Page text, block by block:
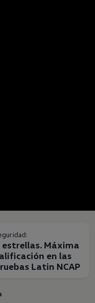
estrellas. Máxima
en las
Latin NCAP